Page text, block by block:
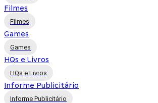
Filmes
Filmes
Games
Games
HQs e Livros
HQs e Livros
Informe Publicitário
Informe Publicitário